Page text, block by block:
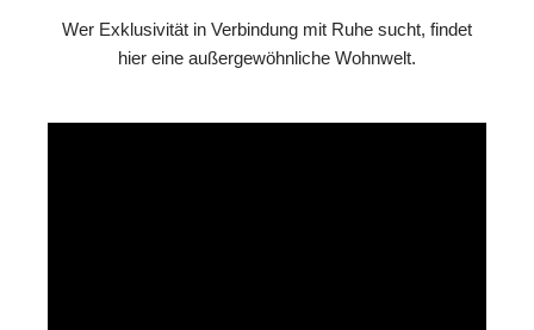
Wer Exklusivität in Verbindung mit Ruhe sucht, findet
hier eine außergewöhnliche Wohnwelt.